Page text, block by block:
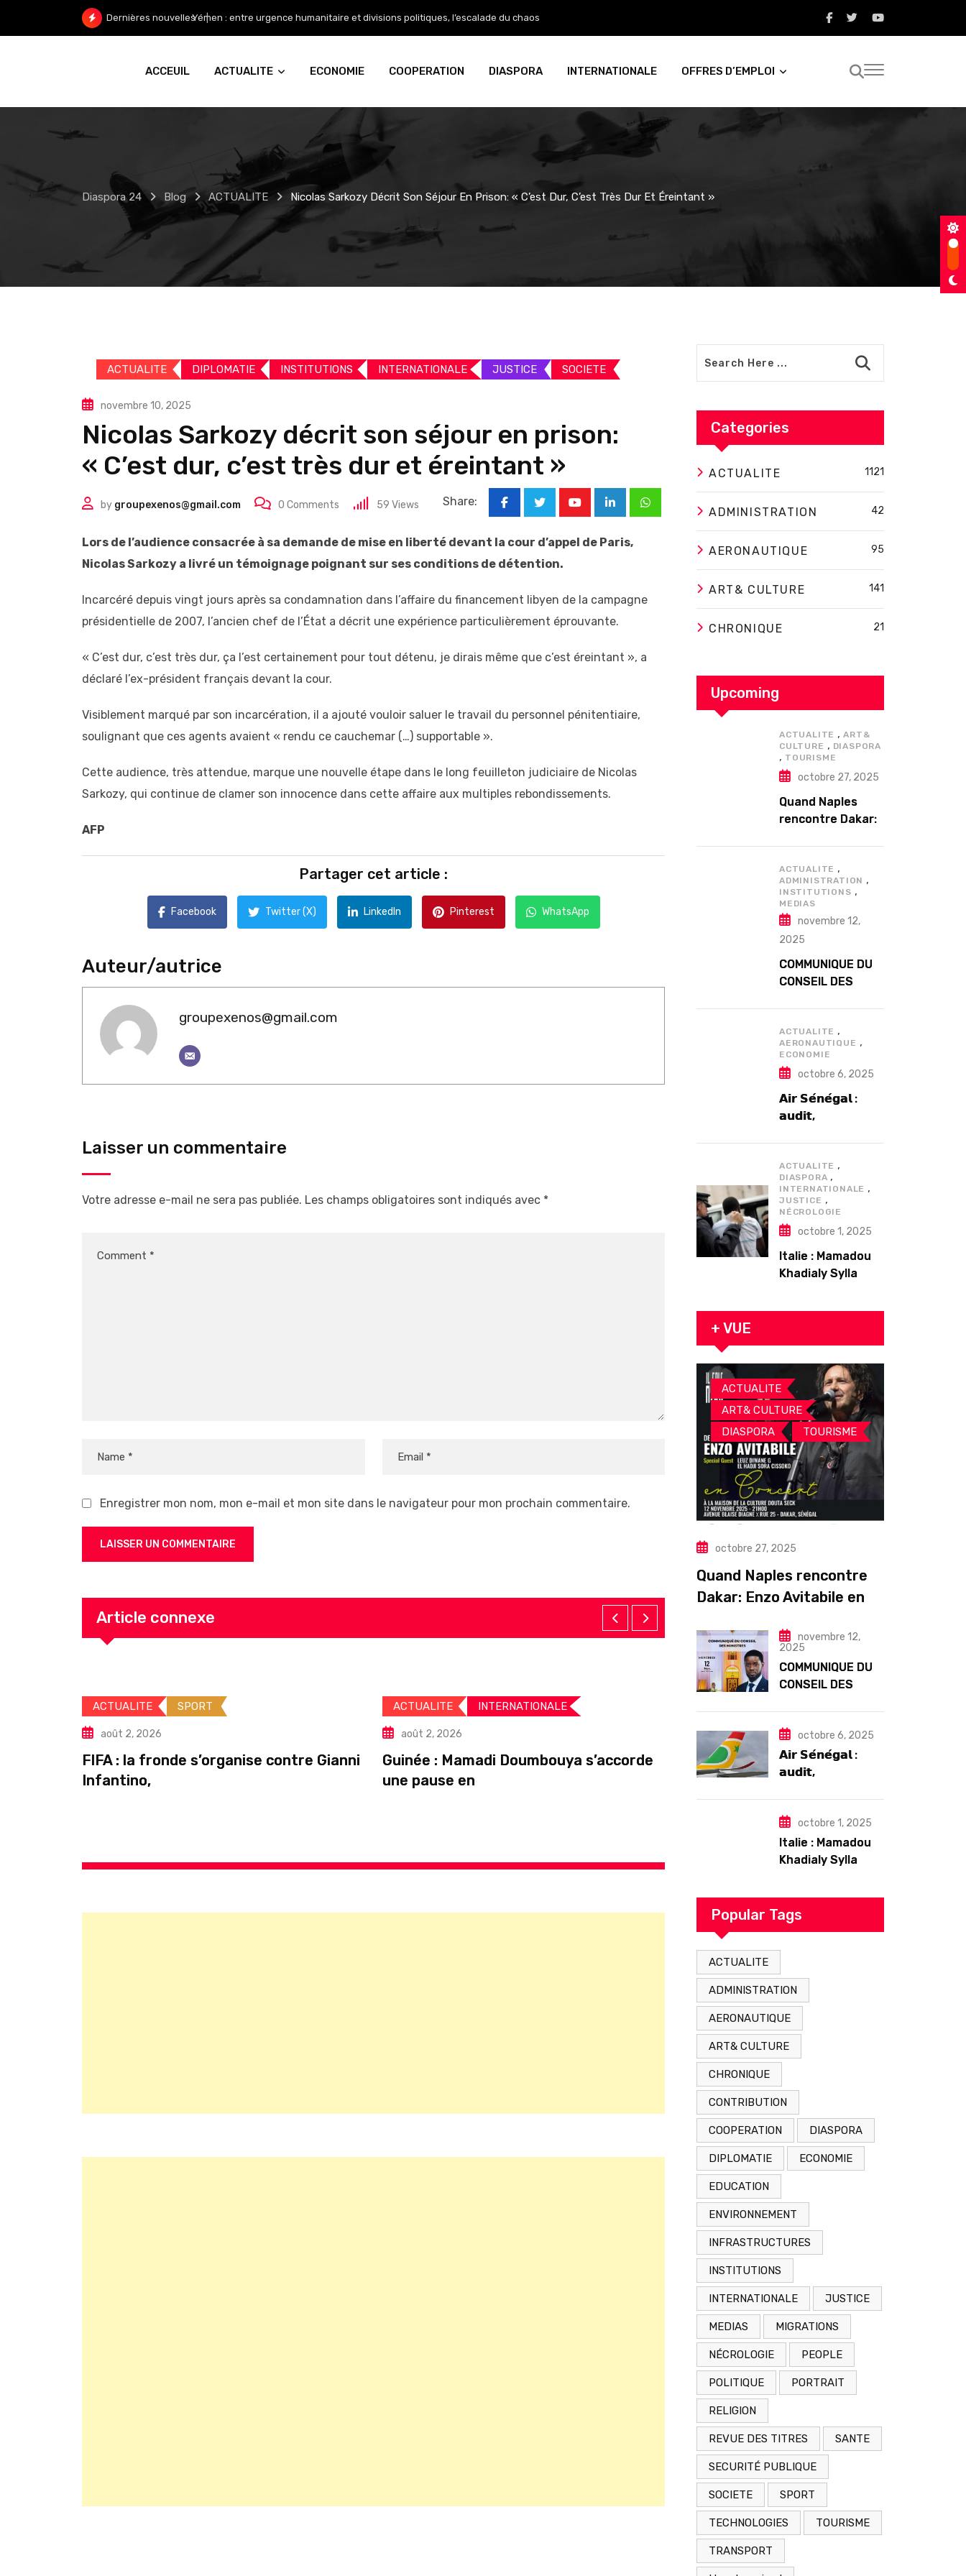
Dernières nouvellesYémen : entre urgence humanitaire et divisions politiques, l’escalade du chaos
ACCEUIL ACTUALITE ECONOMIE COOPERATION DIASPORA INTERNATIONALE OFFRES D’EMPLOI
Diaspora 24 Blog ACTUALITE Nicolas Sarkozy Décrit Son Séjour En Prison: « C’est Dur, C’est Très Dur Et Éreintant »
ACTUALITE DIPLOMATIE INSTITUTIONS INTERNATIONALE JUSTICE SOCIETE
novembre 10, 2025
Nicolas Sarkozy décrit son séjour en prison:
« C’est dur, c’est très dur et éreintant »
by groupexenos@gmail.com 0 Comments 59 Views Share:
LinkedInWhatsapp
Lors de l’audience consacrée à sa demande de mise en liberté devant la cour d’appel de Paris,
Nicolas Sarkozy a livré un témoignage poignant sur ses conditions de détention.
Incarcéré depuis vingt jours après sa condamnation dans l’affaire du financement libyen de la campagne
présidentielle de 2007, l’ancien chef de l’État a décrit une expérience particulièrement éprouvante.
« C’est dur, c’est très dur, ça l’est certainement pour tout détenu, je dirais même que c’est éreintant », a
déclaré l’ex-président français devant la cour.
Visiblement marqué par son incarcération, il a ajouté vouloir saluer le travail du personnel pénitentiaire,
soulignant que ces agents avaient « rendu ce cauchemar (…) supportable ».
Cette audience, très attendue, marque une nouvelle étape dans le long feuilleton judiciaire de Nicolas
Sarkozy, qui continue de clamer son innocence dans cette affaire aux multiples rebondissements.
AFP
Partager cet article :
Facebook Twitter (X) LinkedIn Pinterest WhatsApp
Auteur/autrice
groupexenos@gmail.com
Laisser un commentaire
Votre adresse e-mail ne sera pas publiée. Les champs obligatoires sont indiqués avec *
Enregistrer mon nom, mon e-mail et mon site dans le navigateur pour mon prochain commentaire.
Article connexe
ACTUALITE SPORT
août 2, 2026
FIFA : la fronde s’organise contre Gianni
Infantino,
ACTUALITE INTERNATIONALE
août 2, 2026
Guinée : Mamadi Doumbouya s’accorde
une pause en
août 1, 2026
La science, nouvelle diplomatie de la
mer entre
Categories
ACTUALITE 1121
ADMINISTRATION 42
AERONAUTIQUE 95
ART& CULTURE 141
CHRONIQUE 21
Upcoming
ACTUALITE ,ART&
CULTURE , DIASPORA
, TOURISME
octobre 27, 2025
Quand Naples
rencontre Dakar:
exceptionnel à
Douta Seck
ACTUALITE ,
ADMINISTRATION ,
INSTITUTIONS ,
MEDIAS
novembre 12,
2025
COMMUNIQUE DU
CONSEIL DES
NOVEMBRE 2025
ACTUALITE ,
AERONAUTIQUE ,
ECONOMIE
octobre 6, 2025
𝗔𝗶𝗿 𝗦𝗲́𝗻𝗲́𝗴𝗮𝗹 :
𝗮𝘂𝗱𝗶𝘁,
𝘀𝘁𝗿𝘂𝗰𝘁𝘂𝗿𝗲𝗹𝘀
𝗮𝗽𝗿𝗲̀𝘀 7 𝗮𝗻𝘀
𝗱’𝗲𝘅𝗶𝘀𝘁𝗲𝗻𝗰𝗲
ACTUALITE ,
DIASPORA ,
INTERNATIONALE ,
JUSTICE ,
NÉCROLOGIE
octobre 1, 2025
Italie : Mamadou
Khadialy Sylla
Tambacounda,
prison 24 heures
arrestation
+ VUE
ACTUALITE ,
ART& CULTURE ,
DIASPORA , TOURISME
octobre 27, 2025
Quand Naples rencontre
Dakar: Enzo Avitabile en
Douta Seck
novembre 12,
2025
COMMUNIQUE DU
CONSEIL DES
NOVEMBRE 2025
octobre 6, 2025
𝗔𝗶𝗿 𝗦𝗲́𝗻𝗲́𝗴𝗮𝗹 :
𝗮𝘂𝗱𝗶𝘁,
𝘀𝘁𝗿𝘂𝗰𝘁𝘂𝗿𝗲𝗹𝘀
𝗮𝗽𝗿𝗲̀𝘀 7 𝗮𝗻𝘀
𝗱’𝗲𝘅𝗶𝘀𝘁𝗲𝗻𝗰𝗲
octobre 1, 2025
Italie : Mamadou
Khadialy Sylla
est décédé en
Popular Tags
ACTUALITE
ADMINISTRATION
AERONAUTIQUE
ART& CULTURE
CHRONIQUE
CONTRIBUTION
COOPERATION DIASPORA
DIPLOMATIE ECONOMIE
EDUCATION
ENVIRONNEMENT
INFRASTRUCTURES
INSTITUTIONS
INTERNATIONALE JUSTICE
MEDIAS MIGRATIONS
NÉCROLOGIE PEOPLE
POLITIQUE PORTRAIT
RELIGION
REVUE DES TITRES SANTE
SECURITÉ PUBLIQUE
SOCIETE SPORT
TECHNOLOGIES TOURISME
TRANSPORT